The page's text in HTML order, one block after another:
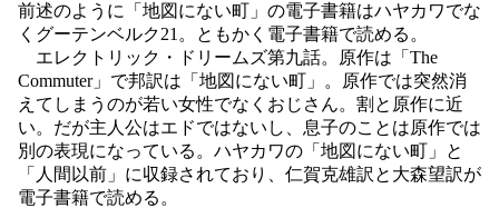
前述のように「地図にない町」の電子書籍はハヤカワでな
くグーテンベルク21。ともかく電子書籍で読める。
エレクトリック・ドリームズ第九話。原作は「The
Commuter」で邦訳は「地図にない町」。原作では突然消
えてしまうのが若い女性でなくおじさん。割と原作に近
い。だが主人公はエドではないし、息子のことは原作では
別の表現になっている。ハヤカワの「地図にない町」と
「人間以前」に収録されており、仁賀克雄訳と大森望訳が
電子書籍で読める。